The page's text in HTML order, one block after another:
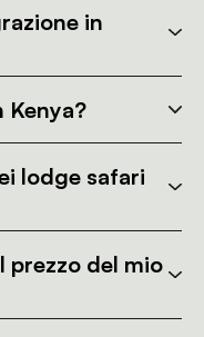
in
Kenya?
lodge safari
prezzo del mio